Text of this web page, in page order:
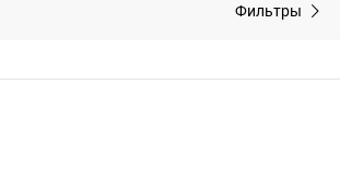
Фильтры